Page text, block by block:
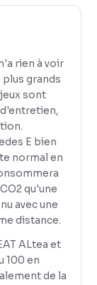
rien à voir
plus grands
sont
E bien
normal en
qu'une
avec une
distance.
ALtea et
100 en
de la